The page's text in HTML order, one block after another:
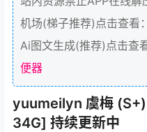
机场(梯子推荐)点击查看：
Ai图文生成(推荐)点击查看
便器
yuumeilyn 虞梅
34G] 持续更新中